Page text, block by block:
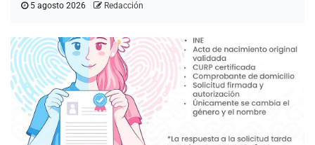
5 agosto 2026 Redacción